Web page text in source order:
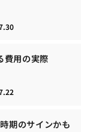
費用の実際
期のサインかも